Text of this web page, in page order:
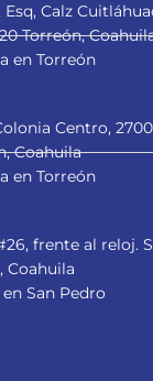
Esq, Calz
Torreón,
en Torreón
Centro,
Coahuila
en Torreón
frente al reloj.
Coahuila
San Pedro